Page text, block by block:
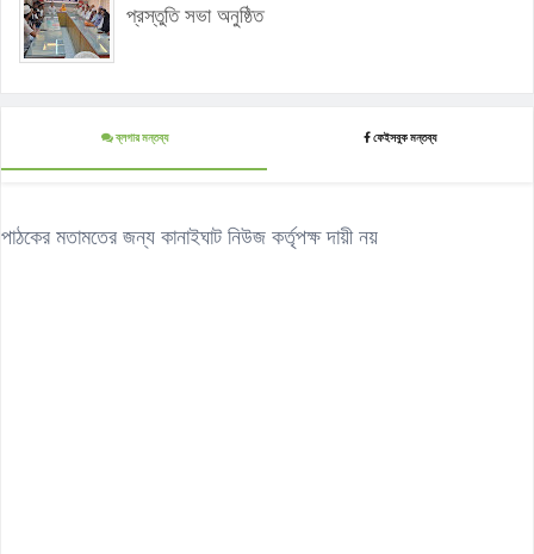
প্রস্তুতি সভা অনুষ্ঠিত
ব্লগার মন্তব্য ফেইসবুক মন্তব্য
পাঠকের মতামতের জন্য কানাইঘাট নিউজ কর্তৃপক্ষ দায়ী নয়